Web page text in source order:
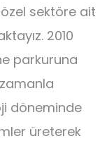
sektöre ait
2010
parkuruna
döneminde
üreterek